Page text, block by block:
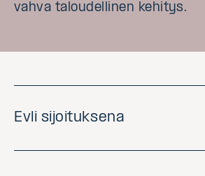
vahva taloudellinen kehitys.
Evli sijoituksena